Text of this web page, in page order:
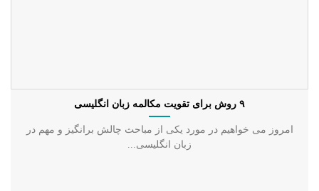
۹ روش برای تقویت مکالمه زبان انگلیسی
امروز می خواهیم در مورد یکی از مباحث چالش برانگیز و مهم در
زبان انگلیسی...